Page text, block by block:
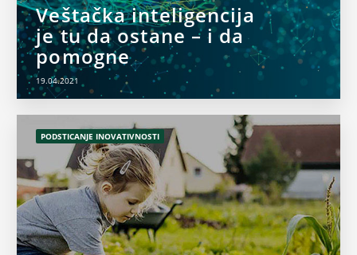
Veštačka inteligencija
je tu da ostane – i da
pomogne
19.04.2021
PODSTICANJE INOVATIVNOSTI